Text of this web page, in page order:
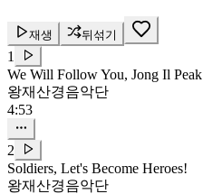
재생 뒤섞기
1
We Will Follow You, Jong Il Peak
왕재산경음악단
4:53
2
Soldiers, Let's Become Heroes!
왕재산경음악단